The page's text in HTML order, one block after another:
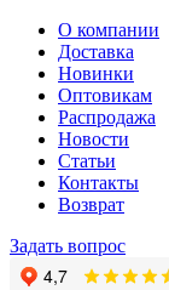
О компании
Доставка
Новинки
Оптовикам
Распродажа
Новости
Статьи
Контакты
Возврат
Задать вопрос